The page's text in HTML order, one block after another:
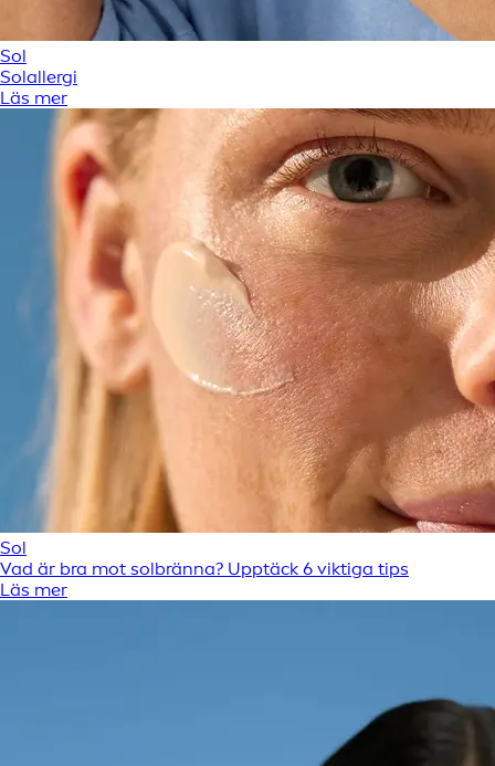
Sol
Solallergi
Läs mer
Sol
Vad är bra mot solbränna? Upptäck 6 viktiga tips
Läs mer